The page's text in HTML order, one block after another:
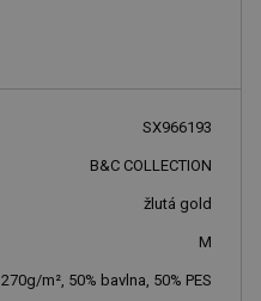
SX966193
B&C COLLECTION
žlutá gold
M
270g/m², 50% bavlna, 50% PES